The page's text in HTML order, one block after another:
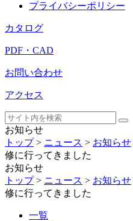
プライバシーポリシー
カタログ
PDF・CAD
お問い合わせ
アクセス
お知らせ
トップ> ニュース > お知らせ
修に行ってきました
お知らせ
トップ> ニュース > お知らせ
修に行ってきました
一覧